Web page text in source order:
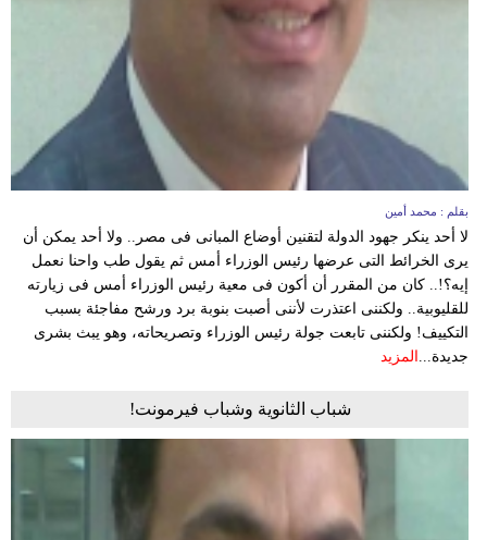
بقلم : محمد أمين
لا أحد ينكر جهود الدولة لتقنين أوضاع المبانى فى مصر.. ولا أحد يمكن أن
يرى الخرائط التى عرضها رئيس الوزراء أمس ثم يقول طب واحنا نعمل
إيه؟!.. كان من المقرر أن أكون فى معية رئيس الوزراء أمس فى زيارته
للقليوبية.. ولكننى اعتذرت لأننى أصبت بنوبة برد ورشح مفاجئة بسبب
التكييف! ولكننى تابعت جولة رئيس الوزراء وتصريحاته، وهو يبث بشرى
جديدة... المزيد
شباب الثانوية وشباب فيرمونت!